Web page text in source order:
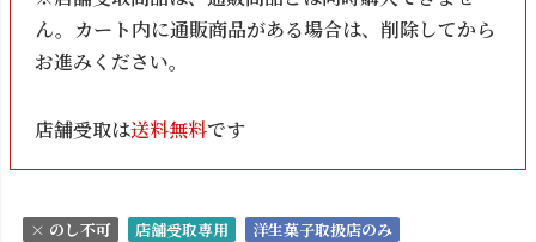
ん。カート内に通販商品がある場合は、削除してから
お進みください。
店舗受取は送料無料です
× のし不可 店舗受取専用
洋生菓子取扱店のみ